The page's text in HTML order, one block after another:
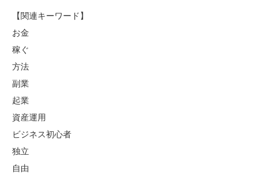
【関連キーワード】
お金
稼ぐ
方法
副業
起業
資産運用
ビジネス初心者
独立
自由